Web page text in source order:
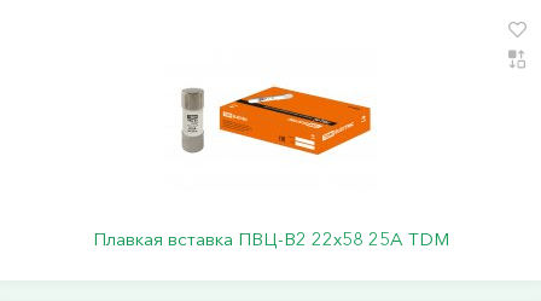
Плавкая вставка ПВЦ-В2 22х58 25А TDM